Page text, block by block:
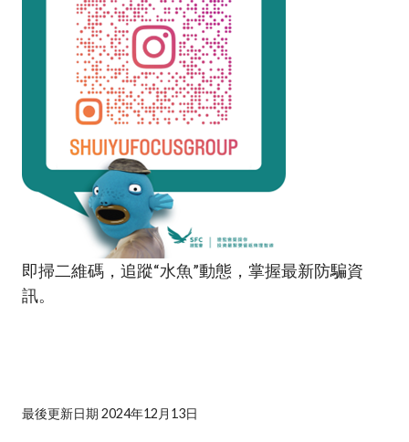
即掃二維碼，追蹤“水魚”動態，掌握最新防騙資
訊。
最後更新日期 2024年12月13日